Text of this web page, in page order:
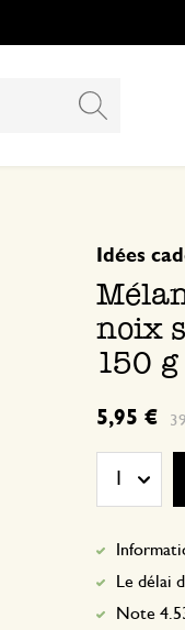
noix
150 g
Idées
5,95 €
Le délai
Note